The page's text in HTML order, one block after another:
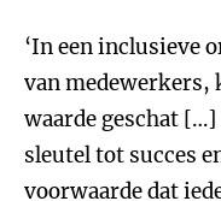
‘In een inclusieve
van medewerkers,
waarde geschat
sleutel tot succes
voorwaarde dat